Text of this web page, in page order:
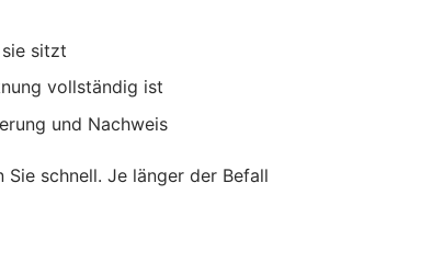
sitzt
vollständig ist
und Nachweis
Sie schnell. Je länger der Befall